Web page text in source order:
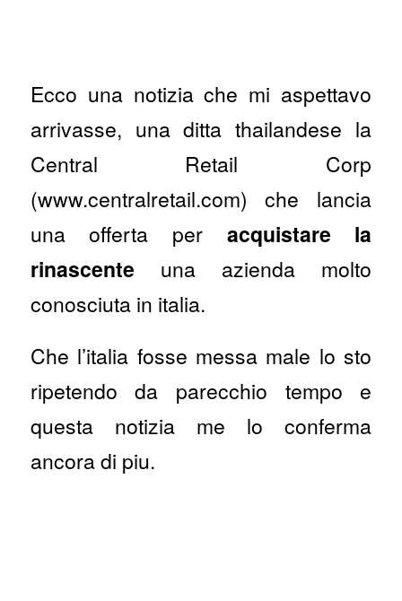
Ecco una notizia che mi aspettavo
arrivasse, una ditta thailandese la
Central Retail Corp
(www.centralretail.com) che lancia
una offerta per acquistare la
rinascente una azienda molto
conosciuta in italia.
Che l’italia fosse messa male lo sto
ripetendo da parecchio tempo e
questa notizia me lo conferma
ancora di piu.